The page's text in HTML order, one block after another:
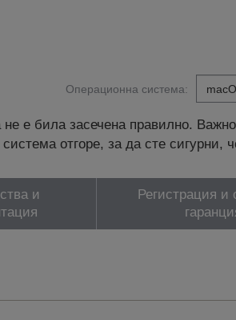
Операционна система:
е била засечена правилно.
система отгоре, за да сте
и
Регистрация и